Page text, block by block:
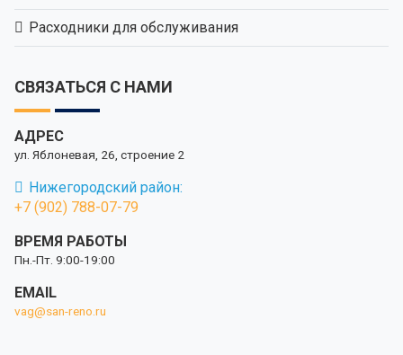
Расходники для обслуживания
СВЯЗАТЬСЯ С НАМИ
АДРЕС
ул. Яблоневая, 26, строение 2
Нижегородский район:
+7 (902) 788-07-79
ВРЕМЯ РАБОТЫ
Пн.-Пт. 9:00-19:00
EMAIL
vag@san-reno.ru